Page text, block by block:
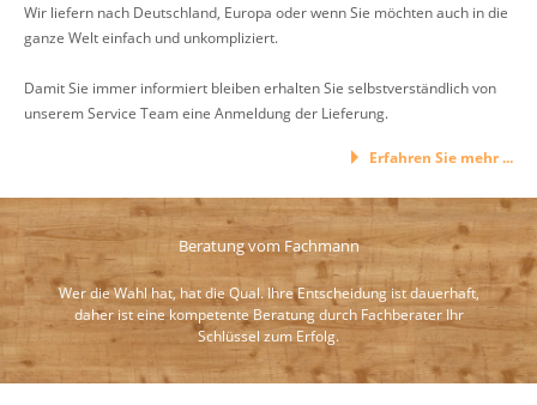
Wir liefern nach Deutschland, Europa oder wenn Sie möchten auch in die
ganze Welt einfach und unkompliziert.
Damit Sie immer informiert bleiben erhalten Sie selbstverständlich von
unserem Service Team eine Anmeldung der Lieferung.
Erfahren Sie mehr ...
Beratung vom Fachmann
Wer die Wahl hat, hat die Qual. Ihre Entscheidung ist dauerhaft,
daher ist eine kompetente Beratung durch Fachberater Ihr
Schlüssel zum Erfolg.